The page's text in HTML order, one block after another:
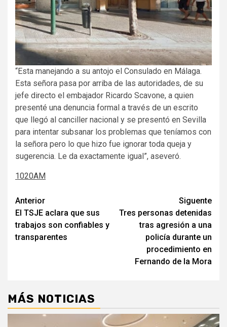
“Esta manejando a su antojo el Consulado en Málaga.
Esta señora pasa por arriba de las autoridades, de su
jefe directo el embajador Ricardo Scavone, a quien
presenté una denuncia formal a través de un escrito
que llegó al canciller nacional y se presentó en Sevilla
para intentar subsanar los problemas que teníamos con
la señora pero lo que hizo fue ignorar toda queja y
sugerencia. Le da exactamente igual”, aseveró.
1020AM
Navegación
de
entradas
Anterior
El TSJE aclara que sus
trabajos son confiables y
transparentes
Siguente
Tres personas detenidas
tras agresión a una
policía durante un
procedimiento en
Fernando de la Mora
MÁS NOTICIAS